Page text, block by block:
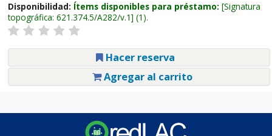
Disponibilidad: Ítems disponibles para préstamo: Signatura
topográfica: 621.374.5/A282/v.1 (1).
Hacer reserva
Agregar al carrito